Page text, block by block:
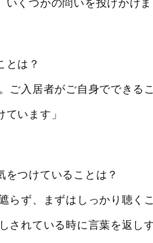
いくつかの問いを投げかけま
とは？
ご入居者がご自身でできる
います」
をつけていることは？
らず、まずはしっかり聴く
されている時に言葉を返し